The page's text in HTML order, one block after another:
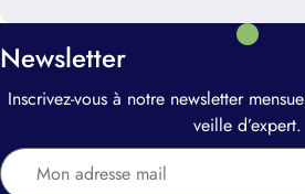
Newsletter
Inscrivez-vous à notre newsletter
veille d’expert.